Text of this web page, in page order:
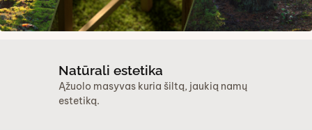
Natūrali estetika
Ąžuolo masyvas kuria šiltą, jaukią namų
estetiką.